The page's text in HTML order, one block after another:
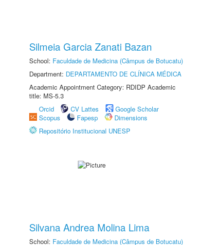
Silmeia Garcia Zanati Bazan
School: Faculdade de Medicina (Câmpus de Botucatu)
Department: DEPARTAMENTO DE CLÍNICA MÉDICA
Academic Appointment Category: RDIDP Academic
title: MS-5.3
Orcid
CV Lattes
Google Scholar
Scopus
Fapesp
Dimensions
Repositório Institucional UNESP
Silvana Andrea Molina Lima
School: Faculdade de Medicina (Câmpus de Botucatu)